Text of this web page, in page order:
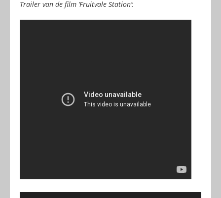
Trailer van de film ‘Fruitvale Station’: